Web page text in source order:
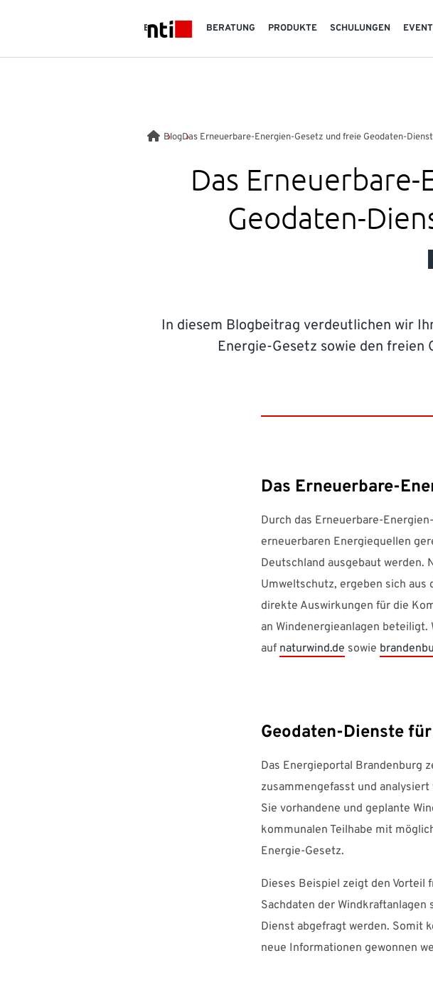
NTI logo
BRANCHEN BERATUNG PRODUKTE SCHULUNGEN
BlogDas Erneuerbare-Energien-Gesetz und freie Geodaten-
Das
Geodaten-
In diesem Blogbeitrag verdeutlichen wir
Energie-Gesetz sowie den
Das Erneuerbare-
Durch das Erneuerbare-
erneuerbaren Energiequellen
Deutschland ausgebaut werden.
Umweltschutz, ergeben sich aus
direkte Auswirkungen für die
an Windenergieanlagen
auf naturwind.de sowie
Geodaten-Dienste
Das Energieportal Brandenburg
zusammengefasst und analysiert
Sie vorhandene und geplante
kommunalen Teilhabe mit
Energie-Gesetz.
Dieses Beispiel zeigt den Vorteil
Sachdaten der Windkraftanlagen
Dienst abgefragt werden. Somit
neue Informationen gewonnen